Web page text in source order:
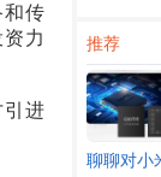
传
力
进
推荐
聊聊对小